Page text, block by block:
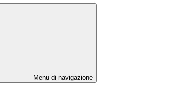
Menu di navigazione